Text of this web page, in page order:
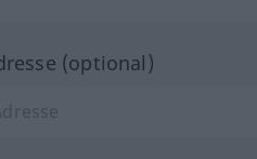
(optional)